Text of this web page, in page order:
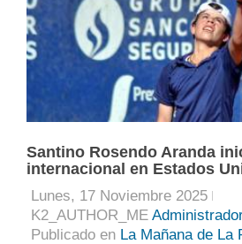
Santino Rosendo Aranda
internacional en Estados
Lunes, 17 Noviembre 2025
K2_AUTHOR_ME
Publicado en La Mañana de La